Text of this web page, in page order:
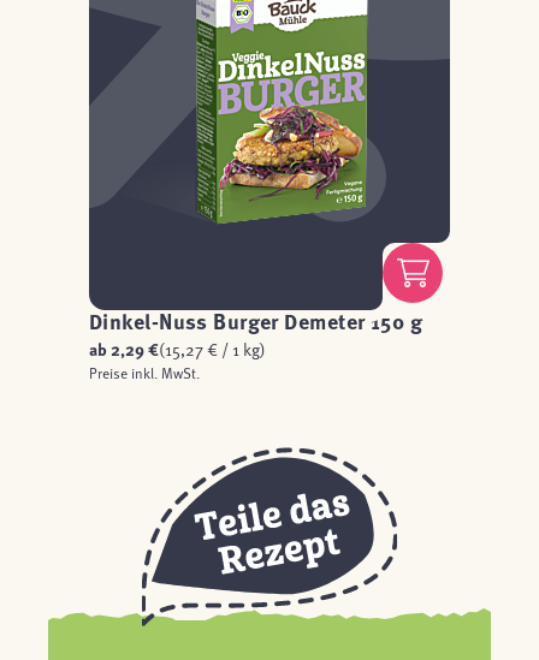
Dinkel-Nuss Burger Demeter 150 g
ab 2,29 €(15,27 € / 1 kg)
Preise inkl. MwSt.